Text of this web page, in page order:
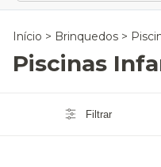
Início > Brinquedos >
Piscinas
Filtrar